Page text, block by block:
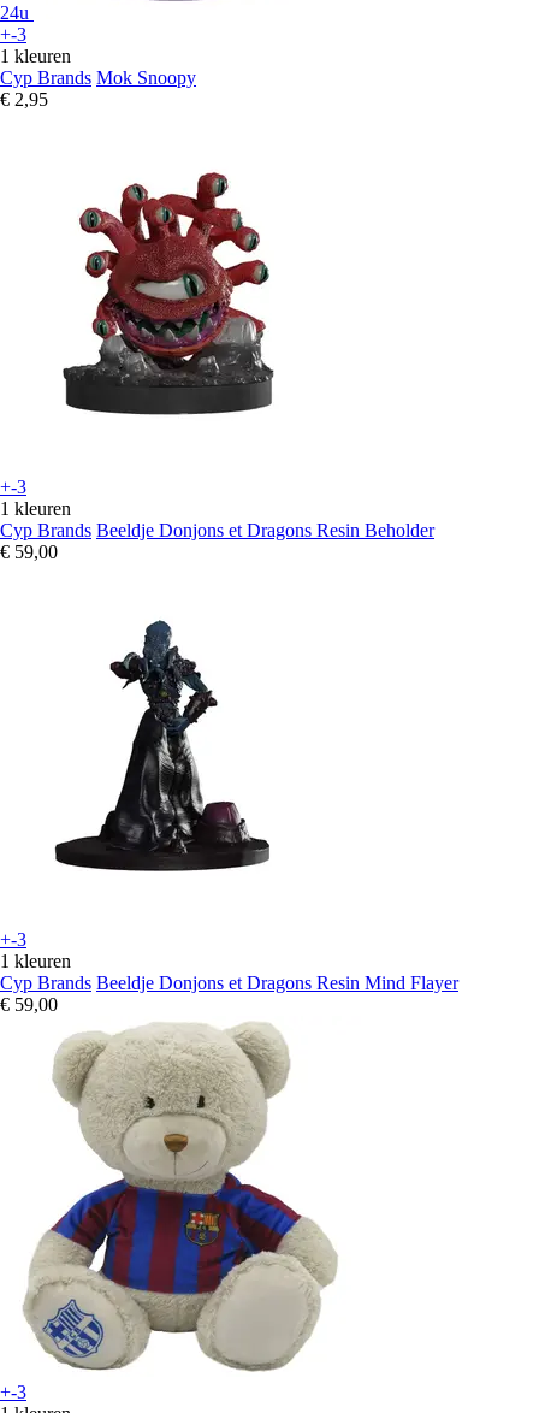
24u
+-3
1 kleuren
Cyp Brands Mok Snoopy
€ 2,95
+-3
1 kleuren
Cyp Brands Beeldje Donjons et Dragons Resin Beholder
€ 59,00
+-3
1 kleuren
Cyp Brands Beeldje Donjons et Dragons Resin Mind Flayer
€ 59,00
+-3